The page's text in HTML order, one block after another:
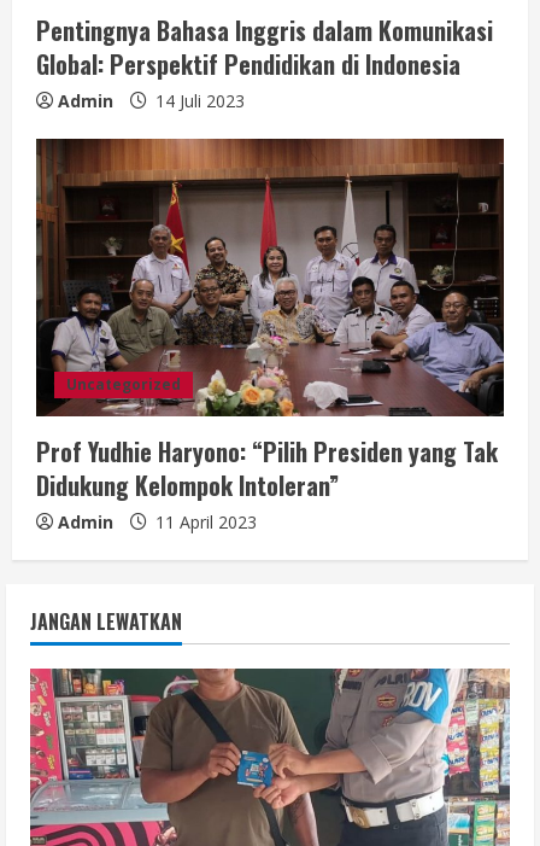
Pentingnya Bahasa Inggris dalam Komunikasi
Global: Perspektif Pendidikan di Indonesia
Admin 14 Juli 2023
Uncategorized
Prof Yudhie Haryono: “Pilih Presiden yang Tak
Didukung Kelompok Intoleran”
Admin 11 April 2023
JANGAN LEWATKAN